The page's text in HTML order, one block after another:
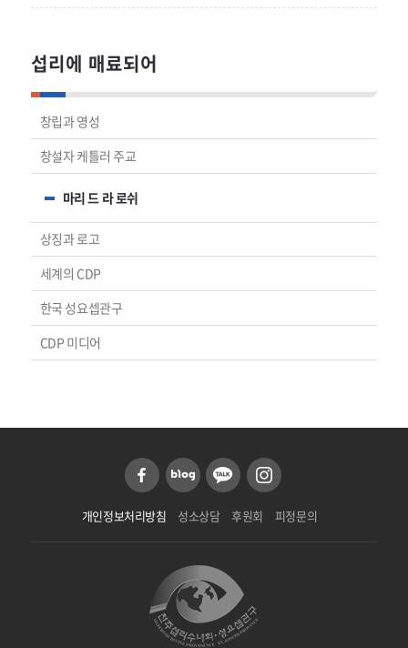
섭리에 매료되어
창립과 영성
창설자 케틀러 주교
마리 드 라 로쉬
상징과 로고
세계의 CDP
한국 성요셉관구
CDP 미디어
개인정보처리방침 성소상담 후원회 피정문의